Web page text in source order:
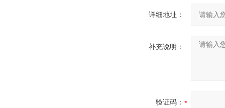
详细地址：
补充说明：
验证码：